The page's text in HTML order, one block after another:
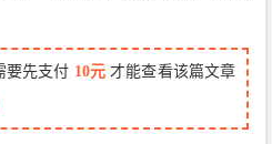
要先支付 10元才能查看该篇文章